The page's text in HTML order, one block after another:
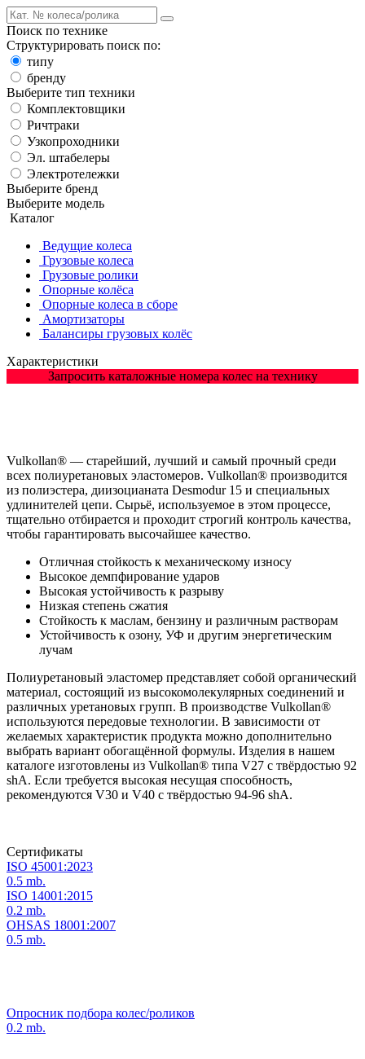
Поиск по технике
Структурировать поиск по:
типу
бренду
Выберите тип техники
Комплектовщики
Ричтраки
Узкопроходники
Эл. штабелеры
Электротележки
Выберите бренд
Выберите модель
Каталог
Ведущие колеса
Грузовые колеса
Грузовые ролики
Опорные колёса
Опорные колеса в сборе
Амортизаторы
Балансиры грузовых колёс
Характеристики
Запросить каталожные номера колес на технику
Vulkollan® — старейший, лучший и самый прочный среди
всех полиуретановых эластомеров. Vulkollan® производится
из полиэстера, диизоцианата Desmodur 15 и специальных
удлинителей цепи. Сырьё, используемое в этом процессе,
тщательно отбирается и проходит строгий контроль качества,
чтобы гарантировать высочайшее качество.
Отличная стойкость к механическому износу
Высокое демпфирование ударов
Высокая устойчивость к разрыву
Низкая степень сжатия
Стойкость к маслам, бензину и различным растворам
Устойчивость к озону, УФ и другим энергетическим
лучам
Полиуретановый эластомер представляет собой органический
материал, состоящий из высокомолекулярных соединений и
различных уретановых групп. В производстве Vulkollan®
используются передовые технологии. В зависимости от
желаемых характеристик продукта можно дополнительно
выбрать вариант обогащённой формулы. Изделия в нашем
каталоге изготовлены из Vulkollan® типа V27 с твёрдостью 92
shA. Если требуется высокая несущая способность,
рекомендуются V30 и V40 с твёрдостью 94-96 shA.
Сертификаты
ISO 45001:2023
0.5 mb.
ISO 14001:2015
0.2 mb.
OHSAS 18001:2007
0.5 mb.
Опросник подбора колес/роликов
0.2 mb.